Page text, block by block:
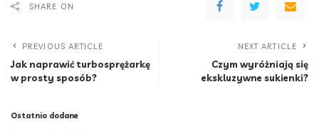
SHARE ON
PREVIOUS ARTICLE
Jak naprawić turbosprężarkę
w prosty sposób?
NEXT ARTICLE
Czym wyróżniają się
ekskluzywne sukienki?
Ostatnio dodane